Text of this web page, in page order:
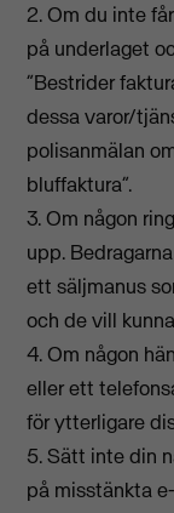
2. Om du inte
på underlaget
”Bestrider
dessa varor/
polisanmälan
bluffaktura”.
3. Om någon
upp.
ett säljmanus
och de vill
4. Om någon
eller ett
för ytterligare
5. Sätt inte din
på misstänkta